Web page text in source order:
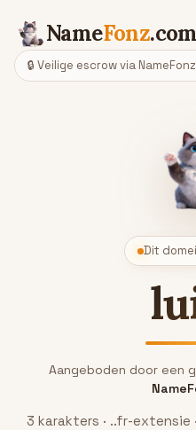
NameFonz.com
🔒 Veilige escrow via
Dit
Aangeboden door een
3 karakters · ..fr-extensie